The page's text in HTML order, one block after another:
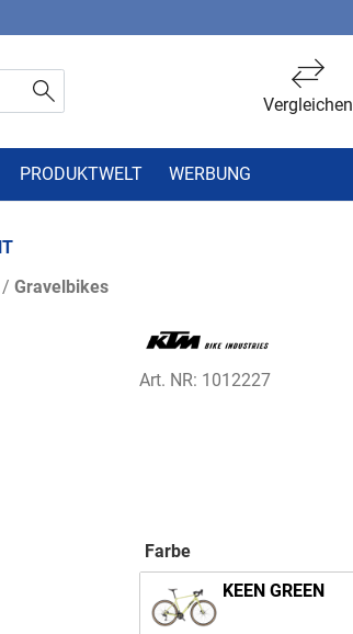
Vergleichen
PRODUKTWELT WERBUNG
/ Gravelbikes
Art. NR: 1012227
Farbe
KEEN GREEN